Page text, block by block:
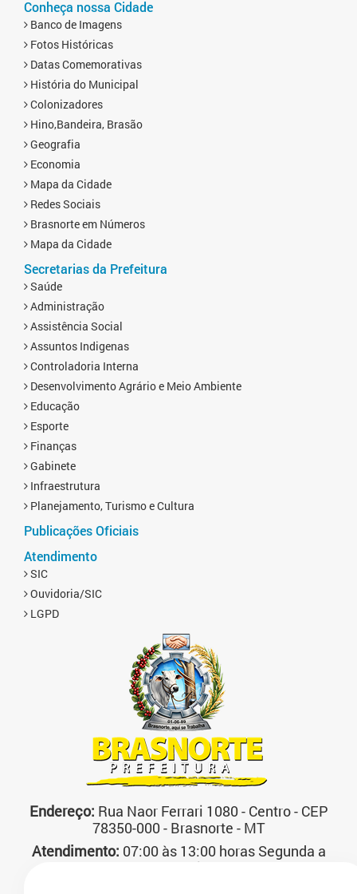
Conheça nossa Cidade
Banco de Imagens
Fotos Históricas
Datas Comemorativas
História do Municipal
Colonizadores
Hino,Bandeira, Brasão
Geografia
Economia
Mapa da Cidade
Redes Sociais
Brasnorte em Números
Mapa da Cidade
Secretarias da Prefeitura
Saúde
Administração
Assistência Social
Assuntos Indigenas
Controladoria Interna
Desenvolvimento Agrário e Meio Ambiente
Educação
Esporte
Finanças
Gabinete
Infraestrutura
Planejamento, Turismo e Cultura
Publicações Oficiais
Atendimento
SIC
Ouvidoria/SIC
LGPD
Endereço: Rua Naor Ferrari 1080 - Centro - CEP
78350-000 - Brasnorte - MT
Atendimento: 07:00 às 13:00 horas Segunda a
Sexta-feira